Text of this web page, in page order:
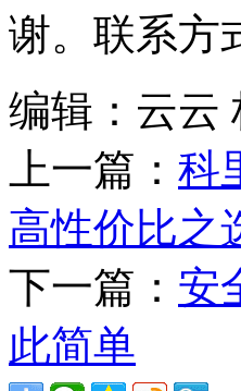
谢。联系方
编辑：云云
上一篇： 科
高性价比之
下一篇： 安
此简单